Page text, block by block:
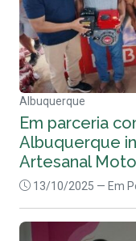
Albuquerque
Em parceria
Albuquerque
Artesanal
13/10/2025 — Em